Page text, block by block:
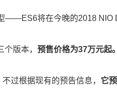
——ES6将在今晚的2018 NIO
个版本， 预售价格为37万元起。
不过根据现有的预告信息， 它